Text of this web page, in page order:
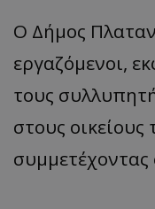
Ο Δήμος
εργαζόμενοι,
τους
στους οικείους